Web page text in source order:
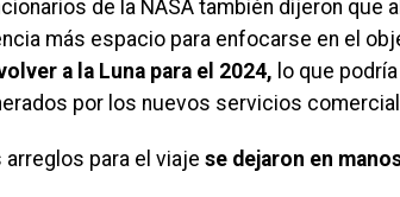
de la NASA también dijeron que
más espacio para enfocarse en el
a la Luna para el 2024, lo que
por los nuevos servicios
arreglos para el viaje se dejaron en